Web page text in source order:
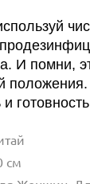
И помни,
и
см